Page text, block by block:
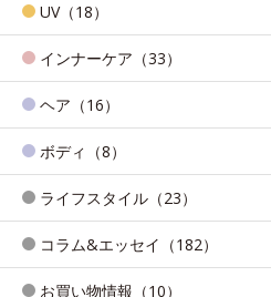
UV（18）
インナーケア（33）
ヘア（16）
ボディ（8）
ライフスタイル（23）
コラム&エッセイ（182）
お買い物情報（10）